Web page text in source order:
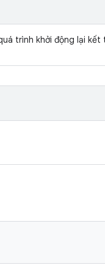
trình khởi động lại kết